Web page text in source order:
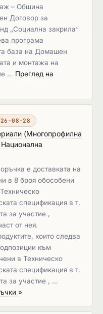
– Община
Договор за
„Социална закрила“
програма
база на Домашен
и монтажа на
… Преглед на
08-28
(Многопрофилна
e доставката на
в 8 броя обособени
спецификация в т.
за участие ,
от нея.
които следва
към
в Техническо
спецификация в т.
за участие , …
»